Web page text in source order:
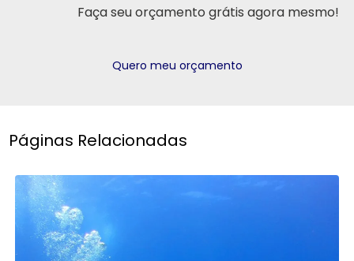
Faça seu orçamento grátis agora mesmo!
Quero meu orçamento
Páginas Relacionadas